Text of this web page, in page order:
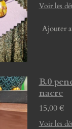
Voir les
Ajouter
B.0
nacre
15,00 €
Voir les